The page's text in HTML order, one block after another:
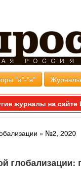
"а"-"я"
журналы на
» №2, 2020
глобализации: